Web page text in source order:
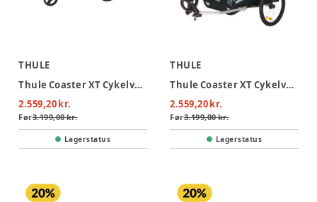
THULE
Thule Coaster XT Cykelvogn - Black
2.559,20 kr.
Før3.199,00 kr.
Lagerstatus
THULE
Thule Coaster XT Cykelvogn - Blue
2.559,20 kr.
Før3.199,00 kr.
Lagerstatus